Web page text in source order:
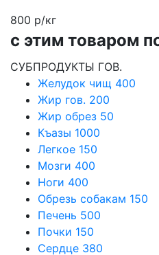
800 р/кг
с этим товаром
СУБПРОДУКТЫ ГОВ.
Желудок чищ 400
Жир гов. 200
Жир обрез 50
Къазы 1000
Легкое 150
Мозги 400
Ноги 400
Обрезь собакам 150
Печень 500
Почки 150
Сердце 380